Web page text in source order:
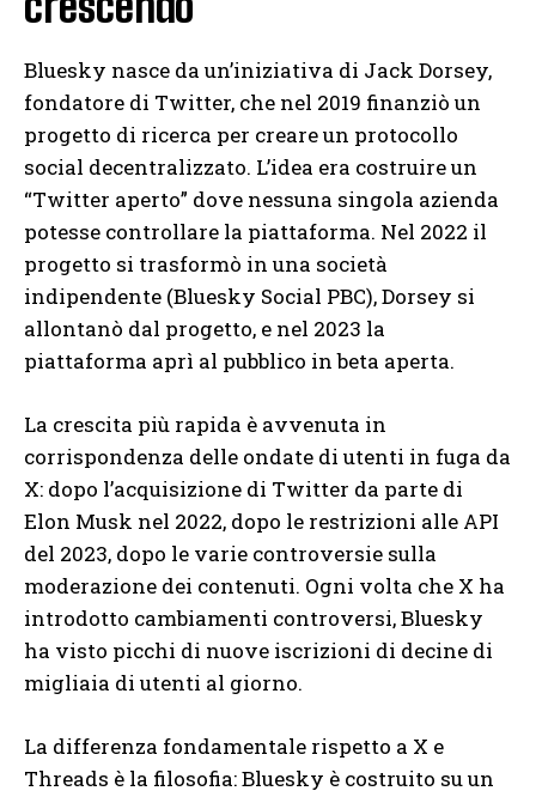
Bluesky nasce da un’iniziativa di Jack Dorsey,
fondatore di Twitter, che nel 2019 finanziò un
progetto di ricerca per creare un protocollo
social decentralizzato. L’idea era costruire un
“Twitter aperto” dove nessuna singola azienda
potesse controllare la piattaforma. Nel 2022 il
progetto si trasformò in una società
indipendente (Bluesky Social PBC), Dorsey si
allontanò dal progetto, e nel 2023 la
piattaforma aprì al pubblico in beta aperta.
La crescita più rapida è avvenuta in
corrispondenza delle ondate di utenti in fuga da
X: dopo l’acquisizione di Twitter da parte di
Elon Musk nel 2022, dopo le restrizioni alle API
del 2023, dopo le varie controversie sulla
moderazione dei contenuti. Ogni volta che X ha
introdotto cambiamenti controversi, Bluesky
ha visto picchi di nuove iscrizioni di decine di
migliaia di utenti al giorno.
La differenza fondamentale rispetto a X e
Threads è la filosofia: Bluesky è costruito su un